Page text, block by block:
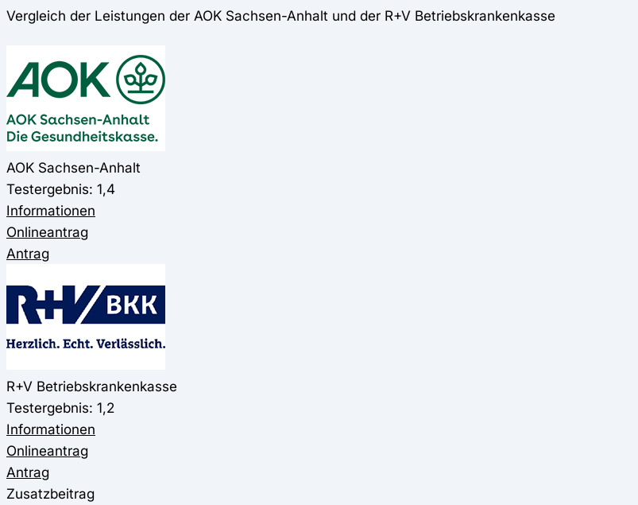
Vergleich der Leistungen der AOK Sachsen-Anhalt und der R+V Betriebskrankenkasse
AOK Sachsen-Anhalt
Testergebnis: 1,4
Informationen
Onlineantrag
Antrag
R+V Betriebskrankenkasse
Testergebnis: 1,2
Informationen
Onlineantrag
Antrag
Zusatzbeitrag